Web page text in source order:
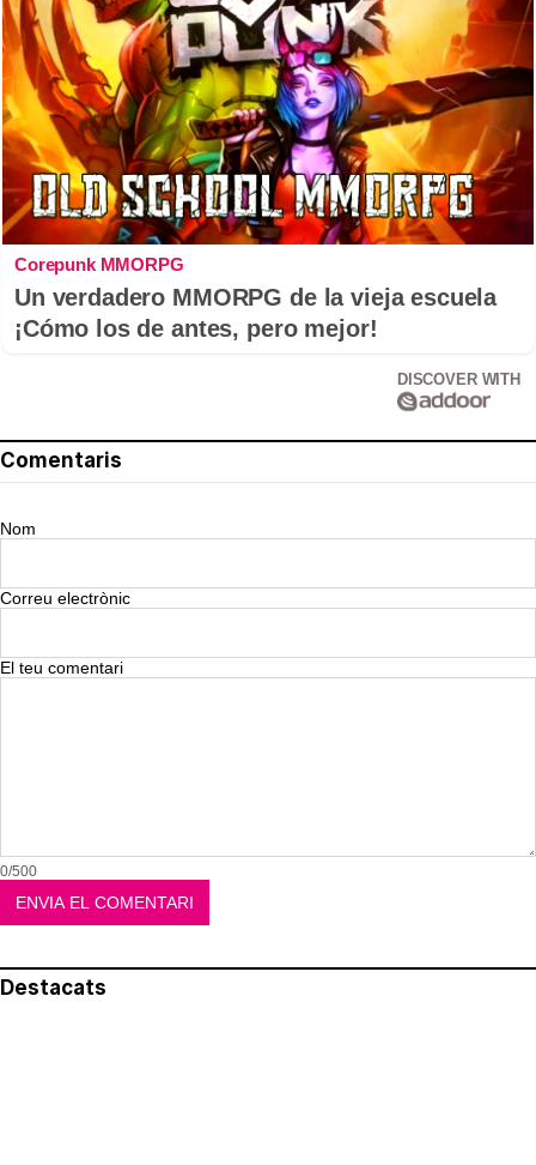
Corepunk MMORPG
Un verdadero MMORPG de la vieja escuela
¡Cómo los de antes, pero mejor!
DISCOVER WITH
Comentaris
Nom
Correu electrònic
El teu comentari
0/500
Destacats